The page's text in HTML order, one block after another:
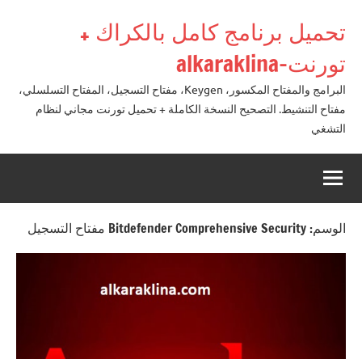
تحميل برنامج كامل بالكراك +
تورنت-alkaraklina
البرامج والمفتاح المكسور، Keygen، مفتاح التسجيل، المفتاح التسلسلي،
مفتاح التنشيط. التصحيح النسخة الكاملة + تحميل تورنت مجاني لنظام
التشغي
الوسم: Bitdefender Comprehensive Security مفتاح التسجيل